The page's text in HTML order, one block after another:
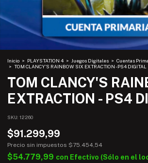
Inicio > PLAYSTATION 4 > Juegos Digitales > Cuentas
> TOM CLANCY'S RAINBOW SIX EXTRACTION - PS4 DIGITAL
TOM CLANCY'S
EXTRACTION - PS4
SKU: 12260
$91.299,99
Precio sin impuestos $75.454,54
$54.779,99 con Efectivo (Sólo en el